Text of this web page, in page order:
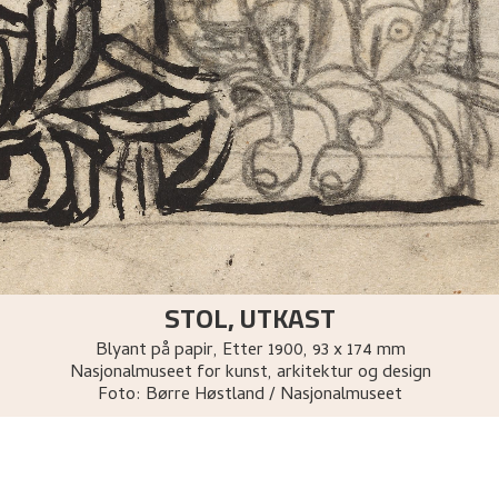
STOL, UTKAST
Blyant på papir, Etter 1900, 93 x 174 mm
Nasjonalmuseet for kunst, arkitektur og design
Foto: Børre Høstland / Nasjonalmuseet